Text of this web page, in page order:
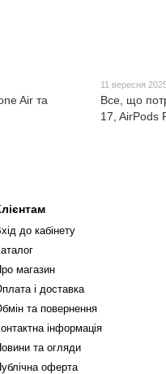
Air та
11 вересня
Все, що
17, AirPods
до кабінету
магазин
і доставка
та повернення
інформація
та огляди
оферта